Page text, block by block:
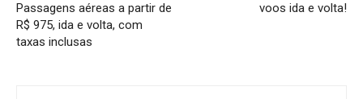
Passagens aéreas a partir de
R$ 975, ida e volta, com
taxas inclusas
voos ida e volta!